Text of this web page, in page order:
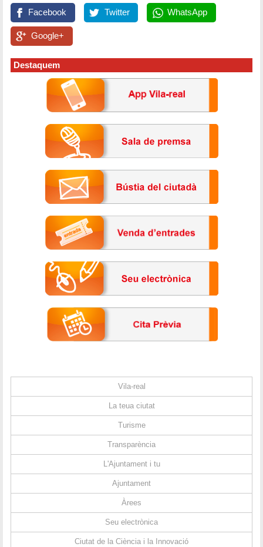
Facebook Twitter WhatsApp
Google+
Destaquem
Vila-real
La teua ciutat
Turisme
Transparència
L'Ajuntament i tu
Ajuntament
Àrees
Seu electrònica
Ciutat de la Ciència i la Innovació